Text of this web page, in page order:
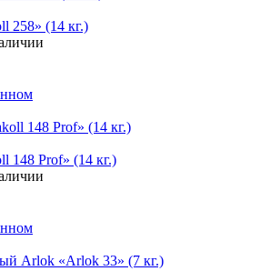
258» (14 кг.)
148 Prof» (14 кг.)